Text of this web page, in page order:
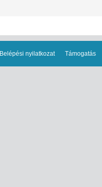
Belépési nyilatkozat Támogatás